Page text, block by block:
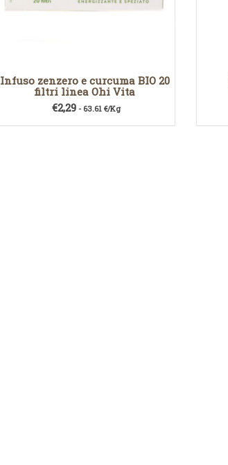
Infuso zenzero e curcuma BIO 20
filtri linea Ohi Vita
€2,29 - 63.61 €/Kg